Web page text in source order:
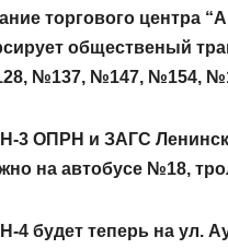
торгового центра
общественый
№137, №147, №154,
3 ОПРН и ЗАГС
на автобусе №18,
4 будет теперь на ул.